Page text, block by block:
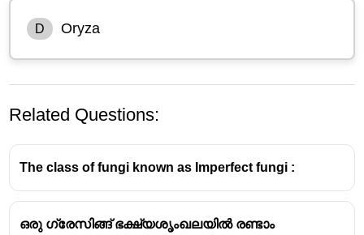
D Oryza
Related Questions:
The class of fungi known as Imperfect fungi :
ഒരു ഗ്രേസിങ്ങ് ഭക്ഷ്യശൃംഖലയിൽ രണ്ടാം